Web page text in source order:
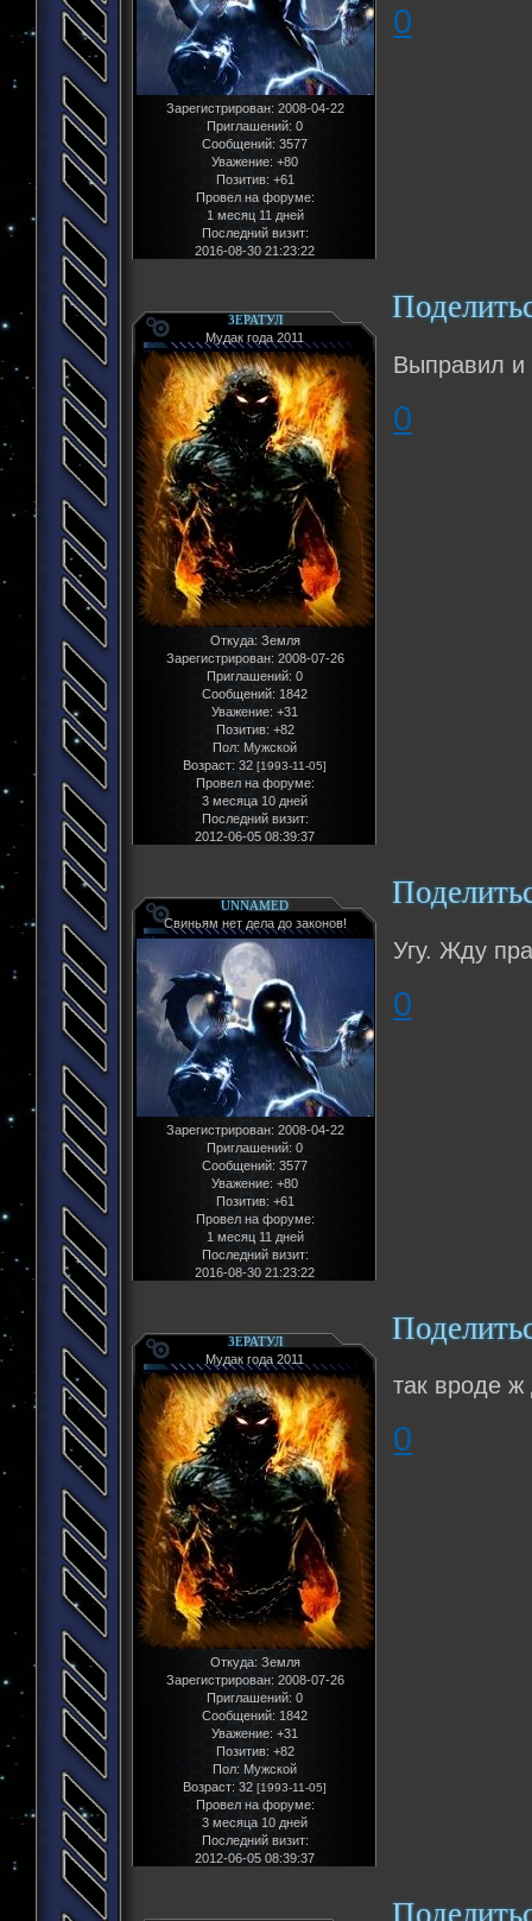
Зарегистрирован: 2008-04-22
Приглашений: 0
Сообщений: 3577
Уважение: +80
Позитив: +61
Провел на форуме:
1 месяц 11 дней
Последний визит:
2016-08-30 21:23:22
0
ЗЕРАТУЛ
Мудак года 2011
Откуда: Земля
Зарегистрирован: 2008-07-26
Приглашений: 0
Сообщений: 1842
Уважение: +31
Позитив: +82
Пол: Мужской
Возраст: 32 [1993-11-05]
Провел на форуме:
3 месяца 10 дней
Последний визит:
2012-06-05 08:39:37
Выправил и
0
UNNAMED
Свиньям нет дела до законов!
Зарегистрирован: 2008-04-22
Приглашений: 0
Сообщений: 3577
Уважение: +80
Позитив: +61
Провел на форуме:
1 месяц 11 дней
Последний визит:
2016-08-30 21:23:22
Угу. Жду
0
ЗЕРАТУЛ
Мудак года 2011
Откуда: Земля
Зарегистрирован: 2008-07-26
Приглашений: 0
Сообщений: 1842
Уважение: +31
Позитив: +82
Пол: Мужской
Возраст: 32 [1993-11-05]
Провел на форуме:
3 месяца 10 дней
Последний визит:
2012-06-05 08:39:37
так вроде ж
0